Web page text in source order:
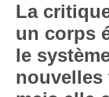
La
un corps
le
nouvelles